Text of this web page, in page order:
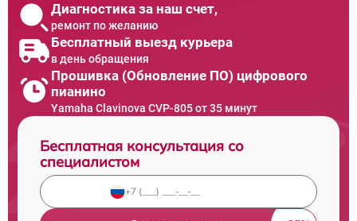
Диагностика за наш счет,
ремонт по желанию
Бесплатный выезд курьера
в день обращения
Прошивка (Обновление ПО) цифрового
пианино
Yamaha Clavinova CVP-805 от 35 минут
Бесплатная консультация со
специалистом